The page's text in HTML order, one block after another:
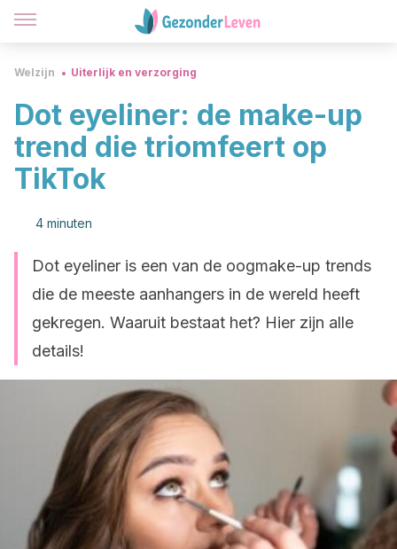
Welzijn Uiterlijk en verzorging
Dot eyeliner: de make-up
trend die triomfeert op
TikTok
4 minuten
Dot eyeliner is een van de oogmake-up trends
die de meeste aanhangers in de wereld heeft
gekregen. Waaruit bestaat het? Hier zijn alle
details!